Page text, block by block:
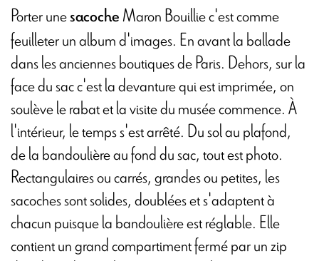
Porter unesacocheMaron Bouillie c'est comme
feuilleter un album d'images. En avant la ballade
dans les anciennes boutiques de Paris. Dehors, sur la
face du sac c'est la devanture qui est imprimée, on
soulève le rabat et la visite du musée commence. À
l'intérieur, le temps s'est arrêté. Du sol au plafond,
de la bandoulière au fond du sac, tout est photo.
Rectangulaires ou carrés, grandes ou petites, les
sacoches sont solides, doublées et s'adaptent à
chacun puisque la bandoulière est réglable. Elle
contient un grand compartiment fermé par un zip